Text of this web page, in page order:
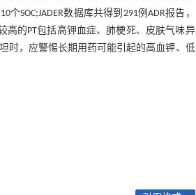
SOC;JADER数据库共得到291例ADR报告，
高的PT包括高钾血症、肺梗死、皮肤气味异
时，应警惕长期用药可能引起的高血钾、低